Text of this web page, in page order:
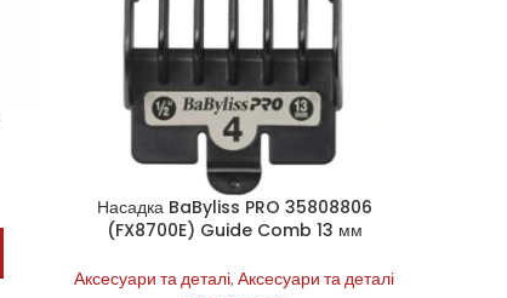
Насадка BaByliss PRO 35808806
(FX8700E) Guide Comb 13 мм
Аксесуари та деталі, Аксесуари та деталі